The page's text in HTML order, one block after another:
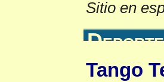
Sitio en
Tango